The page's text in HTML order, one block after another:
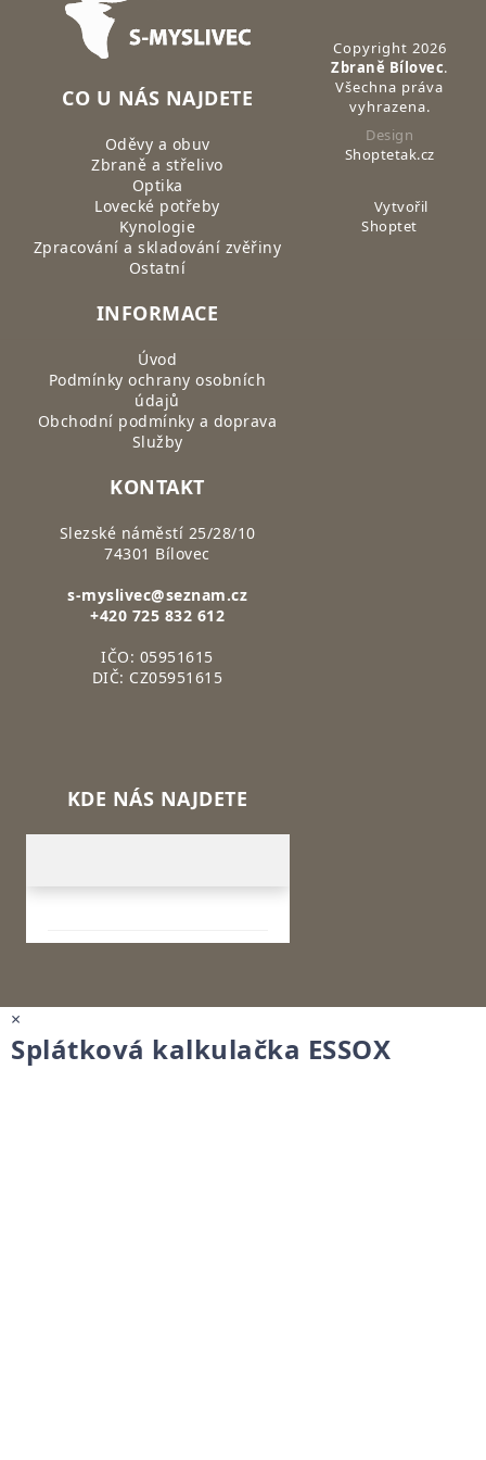
CO U NÁS NAJDETE
Oděvy a obuv
Zbraně a střelivo
Optika
Lovecké potřeby
Kynologie
Zpracování a skladování zvěřiny
Ostatní
INFORMACE
Úvod
Podmínky ochrany osobních
údajů
Obchodní podmínky a doprava
Služby
KONTAKT
Slezské náměstí 25/28/10
74301 Bílovec
s-myslivec@seznam.cz
+420 725 832 612
IČO: 05951615
DIČ: CZ05951615
KDE NÁS NAJDETE
Copyright 2026
Zbraně Bílovec.
Všechna práva
vyhrazena.
Design
Shoptetak.cz
Vytvořil
Shoptet
×
Splátková kalkulačka ESSOX